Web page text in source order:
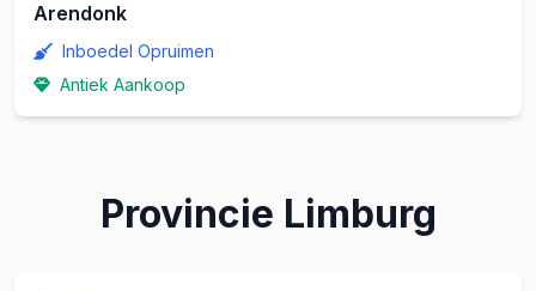
Arendonk
Inboedel Opruimen
Antiek Aankoop
Provincie Limburg